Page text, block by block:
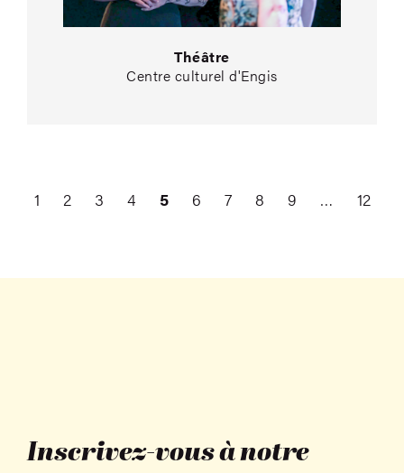
Théâtre
Centre culturel d'Engis
Précédent
1 2 3 4 5 6 7 8 9 … 12
Inscrivez-vous à notre